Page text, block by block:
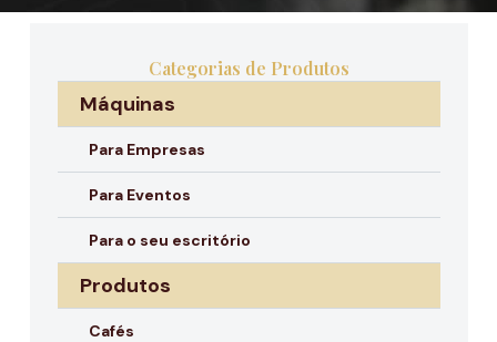
Categorias de Produtos
Máquinas
Para Empresas
Para Eventos
Para o seu escritório
Produtos
Cafés